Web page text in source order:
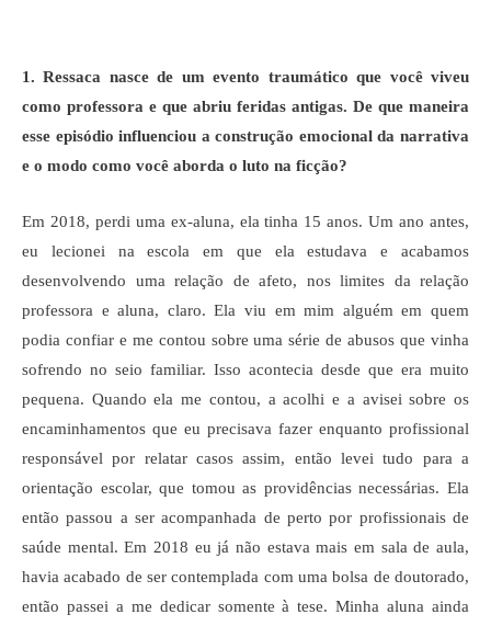
1. Ressaca nasce de um evento traumático que você viveu
como professora e que abriu feridas antigas. De que maneira
esse episódio influenciou a construção emocional da narrativa
e o modo como você aborda o luto na ficção?
Em 2018, perdi uma ex-aluna, ela tinha 15 anos. Um ano antes,
eu lecionei na escola em que ela estudava e acabamos
desenvolvendo uma relação de afeto, nos limites da relação
professora e aluna, claro. Ela viu em mim alguém em quem
podia confiar e me contou sobre uma série de abusos que vinha
sofrendo no seio familiar. Isso acontecia desde que era muito
pequena. Quando ela me contou, a acolhi e a avisei sobre os
encaminhamentos que eu precisava fazer enquanto profissional
responsável por relatar casos assim, então levei tudo para a
orientação escolar, que tomou as providências necessárias. Ela
então passou a ser acompanhada de perto por profissionais de
saúde mental. Em 2018 eu já não estava mais em sala de aula,
havia acabado de ser contemplada com uma bolsa de doutorado,
então passei a me dedicar somente à tese. Minha aluna ainda